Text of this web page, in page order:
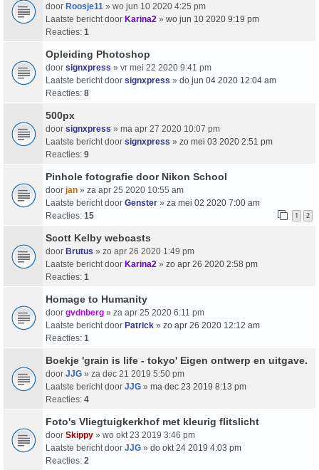
door Roosje11 » wo jun 10 2020 4:25 pm
Laatste bericht door Karina2 » wo jun 10 2020 9:19 pm
Reacties: 1
Opleiding Photoshop
door signxpress » vr mei 22 2020 9:41 pm
Laatste bericht door signxpress » do jun 04 2020 12:04 am
Reacties: 8
500px
door signxpress » ma apr 27 2020 10:07 pm
Laatste bericht door signxpress » zo mei 03 2020 2:51 pm
Reacties: 9
Pinhole fotografie door Nikon School
door jan » za apr 25 2020 10:55 am
Laatste bericht door Genster » za mei 02 2020 7:00 am
Reacties: 15 1 2
Scott Kelby webcasts
door Brutus » zo apr 26 2020 1:49 pm
Laatste bericht door Karina2 » zo apr 26 2020 2:58 pm
Reacties: 1
Homage to Humanity
door gvdnberg » za apr 25 2020 6:11 pm
Laatste bericht door Patrick » zo apr 26 2020 12:12 am
Reacties: 1
Boekje 'grain is life - tokyo' Eigen ontwerp en uitgave.
door JJG » za dec 21 2019 5:50 pm
Laatste bericht door JJG » ma dec 23 2019 8:13 pm
Reacties: 4
Foto's Vliegtuigkerkhof met kleurig flitslicht
door Skippy » wo okt 23 2019 3:46 pm
Laatste bericht door JJG » do okt 24 2019 4:03 pm
Reacties: 2